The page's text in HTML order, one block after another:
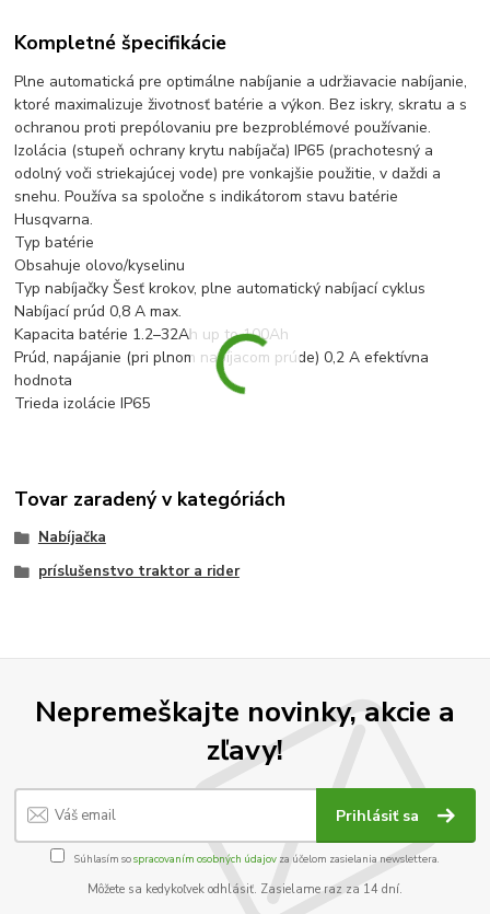
Kompletné špecifikácie
Plne automatická pre optimálne nabíjanie a udržiavacie nabíjanie,
ktoré maximalizuje životnosť batérie a výkon. Bez iskry, skratu a s
ochranou proti prepólovaniu pre bezproblémové používanie.
Izolácia (stupeň ochrany krytu nabíjača) IP65 (prachotesný a
odolný voči striekajúcej vode) pre vonkajšie použitie, v daždi a
snehu.Používa sa spoločne s indikátorom stavu batérie
Husqvarna.
Typ batérie
Obsahuje olovo/kyselinu
Typ nabíjačky Šesť krokov, plne automatický nabíjací cyklus
Nabíjací prúd 0,8 A max.
Kapacita batérie 1.2–32Ah up to 100Ah
Prúd, napájanie (pri plnom nabíjacom prúde) 0,2 A efektívna
hodnota
Trieda izolácie IP65
Tovar zaradený v kategóriách
Nabíjačka
príslušenstvo traktor a rider
Nepremeškajte novinky, akcie a
zľavy!
Prihlásiť sa
Súhlasím sospracovaním osobných údajov za účelom zasielania newslettera.
Môžete sa kedykoľvek odhlásiť. Zasielame raz za 14 dní.